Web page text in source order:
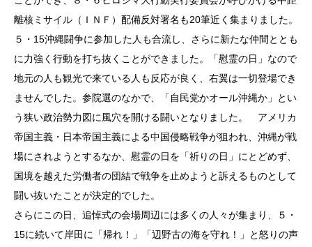
離核ミサイル（ＩＮＦ）配備反対署名も20筆近く集まりました。
５・15沖縄闘争に参加した人も合流し、さらに新たな仲間ととも
に力強く行動を打ち抜くことができました。「慰霊の日」なので
地元の人も観光で来ている人も反応が良く、右翼は一切登場でき
ませんでした。参院選のなかで、「自民党かオール沖縄か」とい
う狭い政治勢力図に風穴を開ける闘いとなりました。 アメリカ
帝国主義・日本帝国主義による中国侵略戦争が狙われ、沖縄が戦
場にされようとするなか、慰霊の日を「祈りの日」にとどめず、
国境を越えた労働者の団結で戦争を止めようと訴えるものとして
闘い抜いたことが決定的でした。
さらにこの日、追悼式の会場周辺には多くの人々が集まり、５・
15に続いて岸田に「帰れ！」「辺野古の海を守れ！」と怒りの声